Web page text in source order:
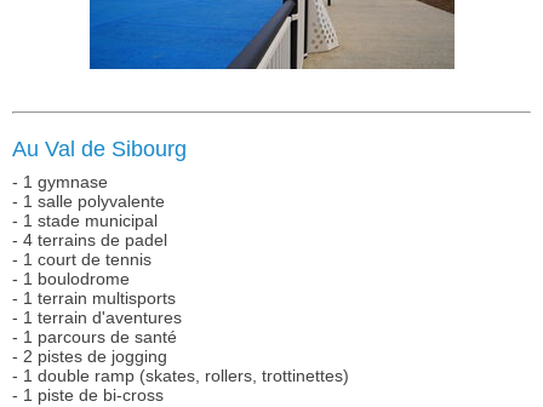
Au Val de Sibourg
- 1 gymnase
- 1 salle polyvalente
- 1 stade municipal
- 4 terrains de padel
- 1 court de tennis
- 1 boulodrome
- 1 terrain multisports
- 1 terrain d'aventures
- 1 parcours de santé
- 2 pistes de jogging
- 1 double ramp (skates, rollers, trottinettes)
- 1 piste de bi-cross